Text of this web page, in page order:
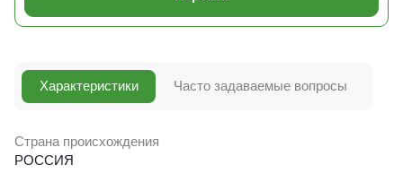
Характеристики
Страна происхождения
РОССИЯ
Часто задаваемые вопросы